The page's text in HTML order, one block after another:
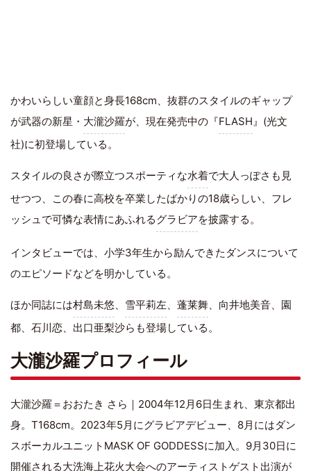
かわいらしい童顔と身長168cm、抜群のスタイルのギャップ
が武器の新星・ 大瀧沙羅が、現在発売中の『FLASH』(光文
社)に初登場している。
スタイルの良さが際立つスポーティな水着で大人っぽさも見
せつつ、この春に高校を卒業したばかりの18歳らしい、フレ
ッシュで可憐な表情にあふれるグラビアを披露する。
インタビューでは、小学3年生から励んできたダンスについて
のエピソードなどを明かしている。
ほか同誌には村島未悠、 雪平莉左、 蓬莱舞、向井地美音、園
都、石川恋、出口亜梨沙らも登場している。
大瀧沙羅プロフィール
大瀧沙羅＝おおたき さら｜2004年12月6日生まれ、東京都出
身。T168cm。2023年5月にグラビアデビュー、8月にはダン
スボーカルユニットMASK OF GODDESSに加入。9月30日に
開催される大洗海上花火大会へのアーティストゲスト出演が